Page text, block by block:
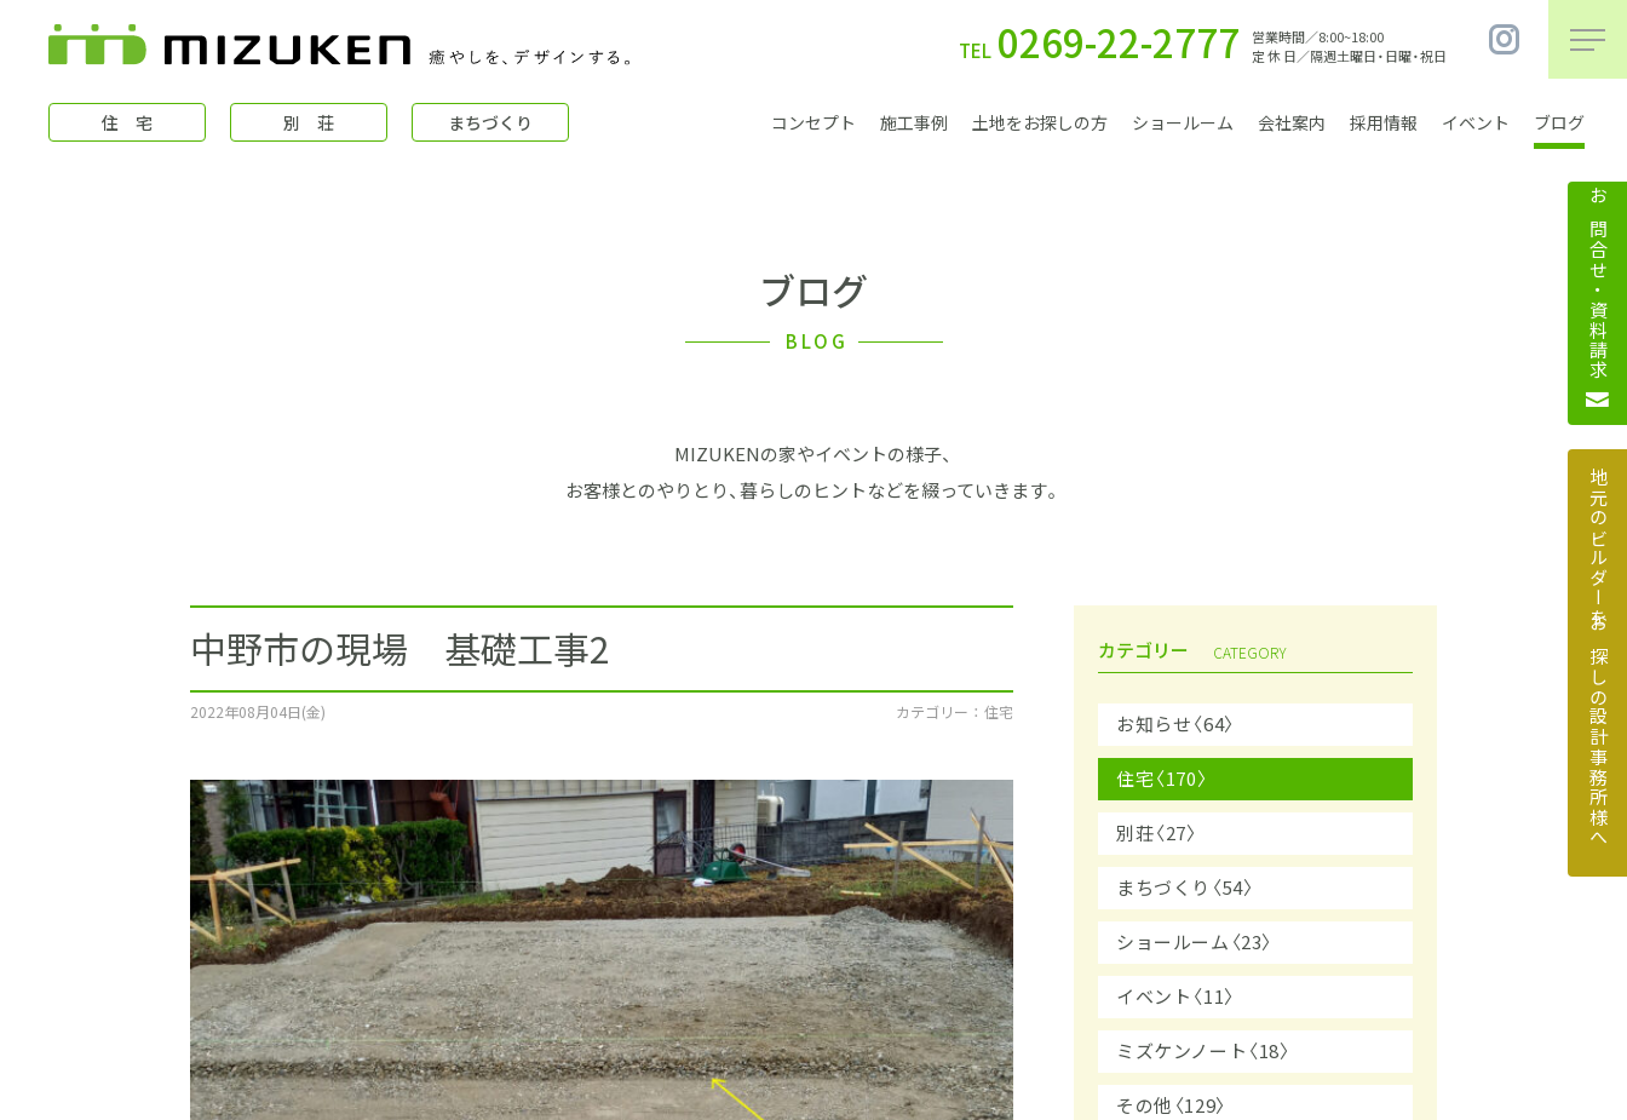
TEL 0269-22-2777
営業時間／8:00~18:00
定 休 日／隔週土曜日・日曜・祝日
住 宅 別 荘 まちづくり コンセプト 施工事例 土地をお探しの方 ショールーム 会社案内 採用情報 イベント ブログ
別 荘
会社案内
土地をお探しの方
ショールーム ブログ
お問合せ・資料請求 地元のビルダーを お探しの設計事務所様へ
ブログ
BLOG
MIZUKENの家やイベントの様子、
お客様とのやりとり、暮らしのヒントなどを綴っていきます。
中野市の現場 基礎工事2
2022年08月04日(金) カテゴリー ： 住宅
カテゴリー CATEGORY
お知らせ〈64〉
住宅〈170〉
別荘〈27〉
まちづくり〈54〉
ショールーム〈23〉
イベント〈11〉
ミズケンノート〈18〉
その他〈129〉
お問合せ・資料請求
地元のビルダーをお探しの設計事務所様へ